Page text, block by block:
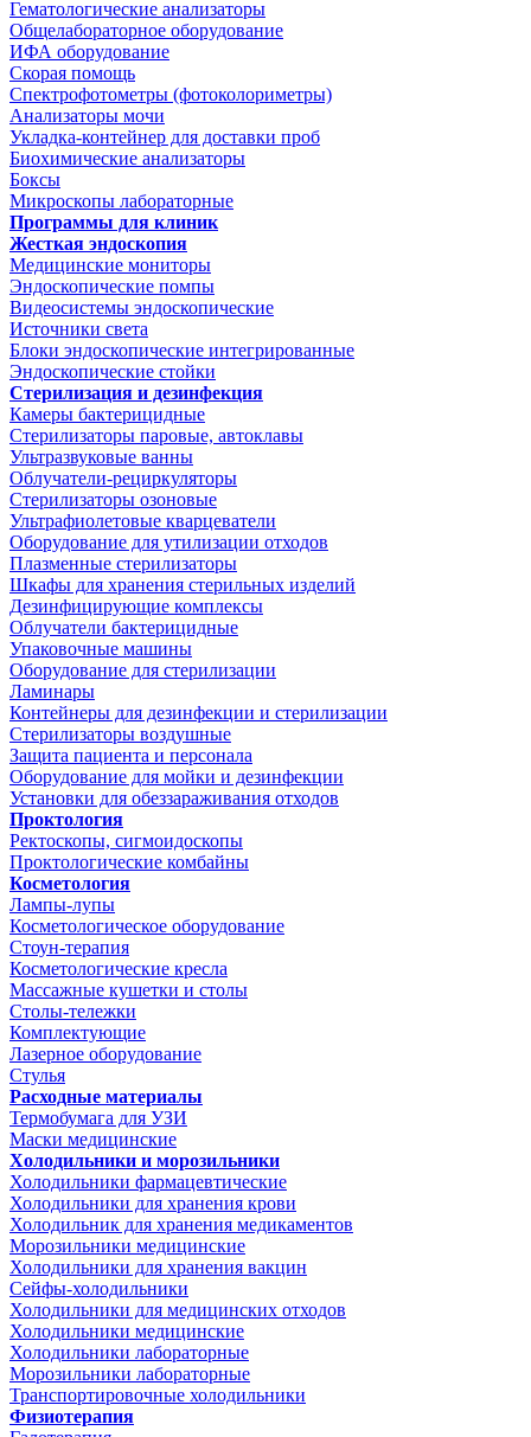
Гематологические анализаторы
Общелабораторное оборудование
ИФА оборудование
Скорая помощь
Спектрофотометры (фотоколориметры)
Анализаторы мочи
Укладка-контейнер для доставки проб
Биохимические анализаторы
Боксы
Микроскопы лабораторные
Программы для клиник
Жесткая эндоскопия
Медицинские мониторы
Эндоскопические помпы
Видеосистемы эндоскопические
Источники света
Блоки эндоскопические интегрированные
Эндоскопические стойки
Стерилизация и дезинфекция
Камеры бактерицидные
Стерилизаторы паровые, автоклавы
Ультразвуковые ванны
Облучатели-рециркуляторы
Стерилизаторы озоновые
Ультрафиолетовые кварцеватели
Оборудование для утилизации отходов
Плазменные стерилизаторы
Шкафы для хранения стерильных изделий
Дезинфицирующие комплексы
Облучатели бактерицидные
Упаковочные машины
Оборудование для стерилизации
Ламинары
Контейнеры для дезинфекции и стерилизации
Стерилизаторы воздушные
Защита пациента и персонала
Оборудование для мойки и дезинфекции
Установки для обеззараживания отходов
Проктология
Ректоскопы, сигмоидоскопы
Проктологические комбайны
Косметология
Лампы-лупы
Косметологическое оборудование
Стоун-терапия
Косметологические кресла
Массажные кушетки и столы
Столы-тележки
Комплектующие
Лазерное оборудование
Стулья
Расходные материалы
Термобумага для УЗИ
Маски медицинские
Холодильники и морозильники
Холодильники фармацевтические
Холодильники для хранения крови
Холодильник для хранения медикаментов
Морозильники медицинские
Холодильники для хранения вакцин
Сейфы-холодильники
Холодильники для медицинских отходов
Холодильники медицинские
Холодильники лабораторные
Морозильники лабораторные
Транспортировочные холодильники
Физиотерапия